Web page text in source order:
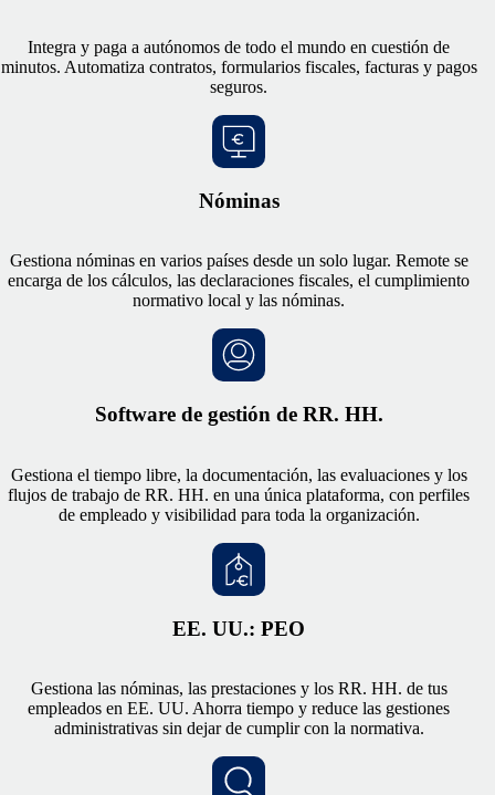
Integra y paga a autónomos de todo el mundo en cuestión de
minutos. Automatiza contratos, formularios fiscales, facturas y pagos
seguros.
Nóminas
Gestiona nóminas en varios países desde un solo lugar. Remote se
encarga de los cálculos, las declaraciones fiscales, el cumplimiento
normativo local y las nóminas.
Software de gestión de RR. HH.
Gestiona el tiempo libre, la documentación, las evaluaciones y los
flujos de trabajo de RR. HH. en una única plataforma, con perfiles
de empleado y visibilidad para toda la organización.
EE. UU.: PEO
Gestiona las nóminas, las prestaciones y los RR. HH. de tus
empleados en EE. UU. Ahorra tiempo y reduce las gestiones
administrativas sin dejar de cumplir con la normativa.